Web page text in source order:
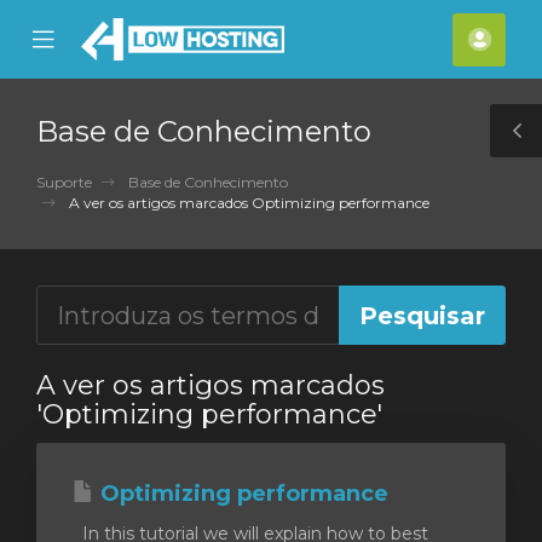
Mobile
Menu
Base de Conhecimento
Suporte
Base de Conhecimento
A ver os artigos marcados Optimizing performance
A ver os artigos marcados
'Optimizing performance'
Optimizing performance
In this tutorial we will explain how to best